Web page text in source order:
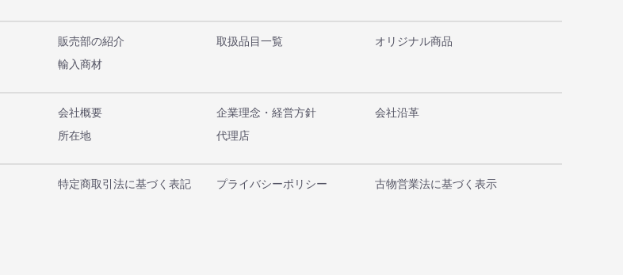
販売部の紹介 取扱品目一覧
オリジナル商品
輸入商材
会社概要 企業理念・経営方針
会社沿革
所在地
代理店
特定商取引法に基づく表記 プライバシーポリシー 古物営業法に基づく表示